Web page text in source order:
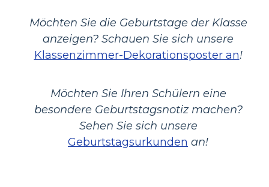
Möchten Sie die Geburtstage der Klasse
anzeigen? Schauen Sie sich unsere
Klassenzimmer-Dekorationsposter an!
Möchten Sie Ihren Schülern eine
besondere Geburtstagsnotiz machen?
Sehen Sie sich unsere
Geburtstagsurkunden an!